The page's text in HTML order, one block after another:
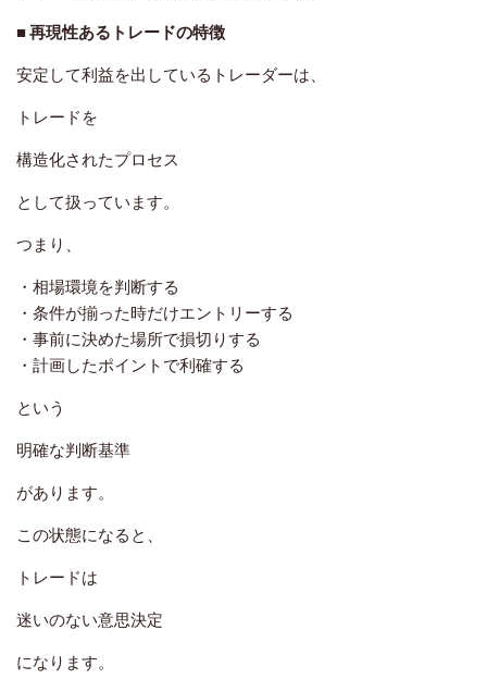
■ 再現性あるトレードの特徴
安定して利益を出しているトレーダーは、
トレードを
構造化されたプロセス
として扱っています。
つまり、
・相場環境を判断する
・条件が揃った時だけエントリーする
・事前に決めた場所で損切りする
・計画したポイントで利確する
という
明確な判断基準
があります。
この状態になると、
トレードは
迷いのない意思決定
になります。